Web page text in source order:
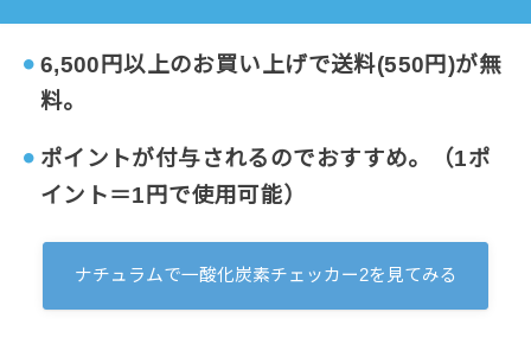
6,500円以上のお買い上げで送料(550円)が無
料。
ポイントが付与されるのでおすすめ。（1ポ
イント＝1円で使用可能）
ナチュラムで一酸化炭素チェッカー2を見てみる